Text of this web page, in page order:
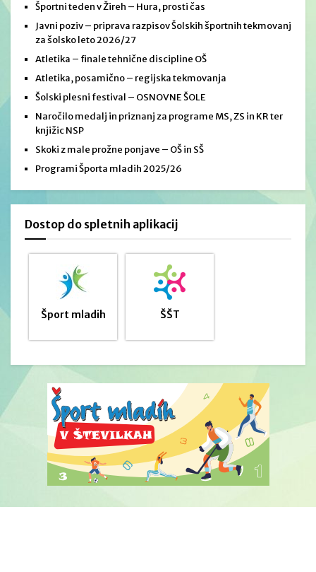
Športni teden v Žireh – Hura, prosti čas
Javni poziv – priprava razpisov Šolskih športnih tekmovanj
za šolsko leto 2026/27
Atletika – finale tehnične discipline OŠ
Atletika, posamično – regijska tekmovanja
Šolski plesni festival – OSNOVNE ŠOLE
Naročilo medalj in priznanj za programe MS, ZS in KR ter
knjižic NSP
Skoki z male prožne ponjave – OŠ in SŠ
Programi Športa mladih 2025/26
Dostop do spletnih aplikacij
Šport mladih ŠŠT